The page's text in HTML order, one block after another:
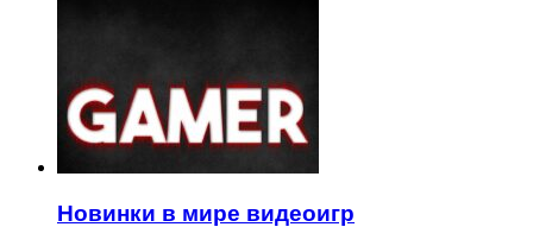
Новинки в мире видеоигр